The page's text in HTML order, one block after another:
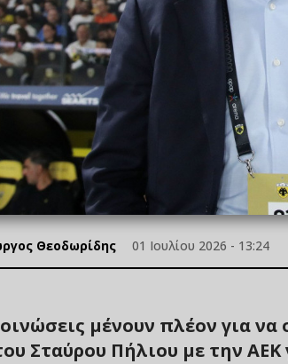
Θεοδωρίδης 01 Ιουλίου 2026 - 13:24
μένουν πλέον για
Σταύρου Πήλιου με την ΑΕΚ